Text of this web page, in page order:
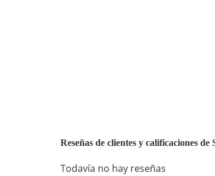
Reseñas de clientes y calificaciones
Todavía no hay reseñas